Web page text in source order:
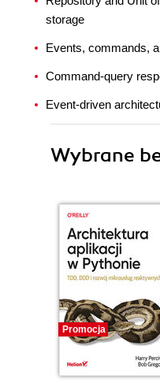
storage
Events, commands,
Command-query
Event-driven
Wybrane
Promocja